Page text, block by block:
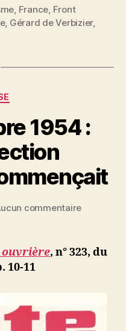
20
ans
, France, Front
, Gérard de Verbizier,
1954 :
a
N
ji
b
commentairesur
1954
, n° 323, du
10-11